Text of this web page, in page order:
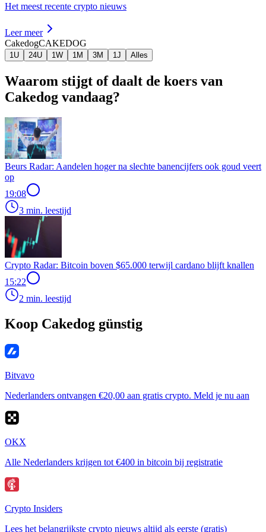
Het meest recente crypto nieuws
Leer meer
CakedogCAKEDOG
1U 24U 1W 1M 3M 1J Alles
Waarom stijgt of daalt de koers van
Cakedog vandaag?
Beurs Radar: Aandelen hoger na slechte banencijfers ook goud veert
op
19:08
3 min. leestijd
Crypto Radar: Bitcoin boven $65.000 terwijl cardano blijft knallen
15:22
2 min. leestijd
Koop Cakedog günstig
Bitvavo
Nederlanders ontvangen €20,00 aan gratis crypto. Meld je nu aan
OKX
Alle Nederlanders krijgen tot €400 in bitcoin bij registratie
Crypto Insiders
Lees het belangrijkste crypto nieuws altijd als eerste (gratis)